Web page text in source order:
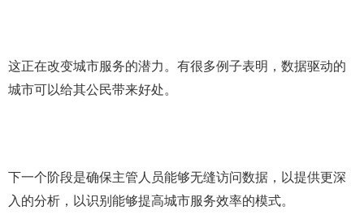
这正在改变城市服务的潜力。有很多例子表明，数据驱动的
城市可以给其公民带来好处。
下一个阶段是确保主管人员能够无缝访问数据，以提供更深
入的分析，以识别能够提高城市服务效率的模式。